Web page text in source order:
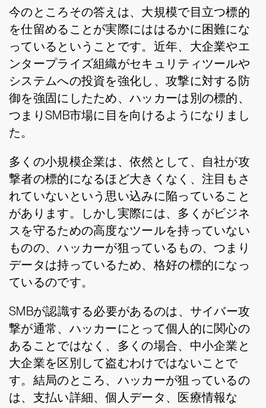
今のところその答えは、大規模で目立つ標的
を仕留めることが実際にははるかに困難にな
っているということです。近年、大企業やエ
ンタープライズ組織がセキュリティツールや
システムへの投資を強化し、攻撃に対する防
御を強固にしたため、ハッカーは別の標的、
つまりSMB市場に目を向けるようになりまし
た。
多くの小規模企業は、依然として、自社が攻
撃者の標的になるほど大きくなく、注目もさ
れていないという思い込みに陥っていること
があります。しかし実際には、多くがビジネ
スを守るための高度なツールを持っていない
ものの、ハッカーが狙っているもの、つまり
データは持っているため、格好の標的になっ
ているのです。
SMBが認識する必要があるのは、サイバー攻
撃が通常、ハッカーにとって個人的に関心の
あることではなく、多くの場合、中小企業と
大企業を区別して盗むわけではないことで
す。結局のところ、ハッカーが狙っているの
は、支払い詳細、個人データ、医療情報な